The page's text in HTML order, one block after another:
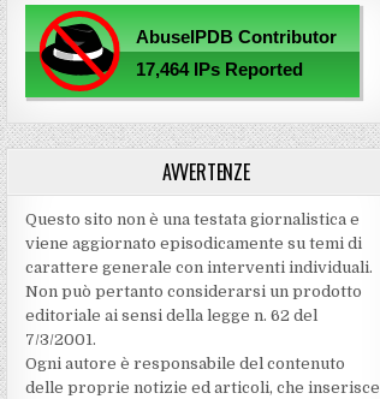
AVVERTENZE
Questo sito non è una testata giornalistica e
viene aggiornato episodicamente su temi di
carattere generale con interventi individuali.
Non può pertanto considerarsi un prodotto
editoriale ai sensi della legge n. 62 del
7/3/2001.
Ogni autore è responsabile del contenuto
delle proprie notizie ed articoli, che inserisce